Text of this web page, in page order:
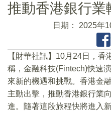
推動香港銀行業
日期： 2025年
【財華社訊】10月24日，
稱，金融科技(Fintech)快速
來新的機遇和挑戰。香港金
主動出擊，推動香港銀行業
進。隨著這段旅程快將進入